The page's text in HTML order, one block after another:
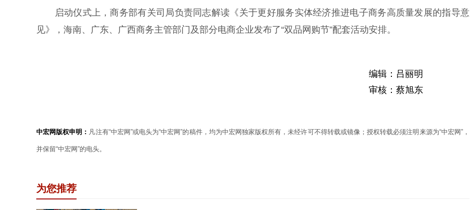
启动仪式上，商务部有关司局负责同志解读《关于更好服务实体经济推进电子商务高质量发展的指导意
见》，海南、广东、广西商务主管部门及部分电商企业发布了“双品网购节”配套活动安排。
编辑：吕丽明
审核：蔡旭东
中宏网版权申明： 凡注有“中宏网”或电头为“中宏网”的稿件，均为中宏网独家版权所有，未经许可不得转载或镜像；授权转载必须注明来源为“中宏网”，
并保留“中宏网”的电头。
为您推荐